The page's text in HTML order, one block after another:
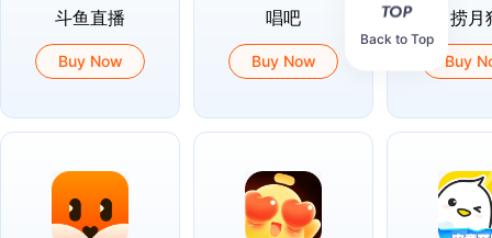
斗鱼直播
Buy Now
唱吧
Buy Now
捞月
Buy
Back to Top